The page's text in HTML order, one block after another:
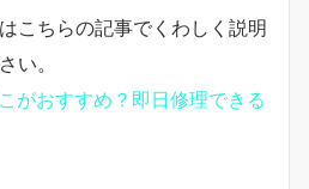
こちらの記事でくわしく説明
い。
がおすすめ？即日修理できる